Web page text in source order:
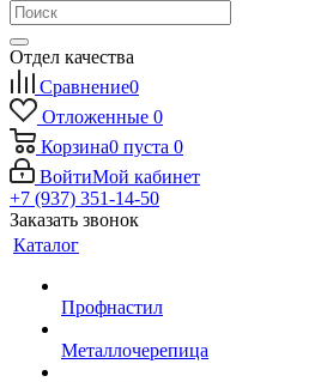
Отдел качества
Сравнение0
Отложенные 0
Корзина0 пуста 0
ВойтиМой кабинет
+7 (937) 351-14-50
Заказать звонок
Каталог
Профнастил
Металлочерепица